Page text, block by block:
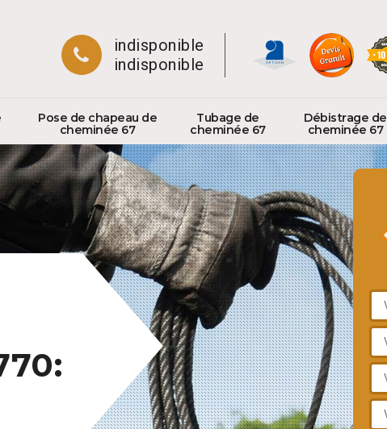
indisponible
indisponible
Pose de chapeau de
cheminée 67
Tubage de
cheminée 67
Débistrage de
cheminée 67